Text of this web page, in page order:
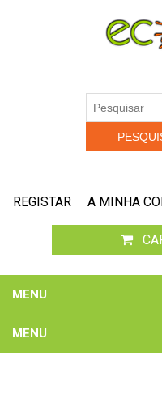
REGISTAR A MINHA
MENU
MENU